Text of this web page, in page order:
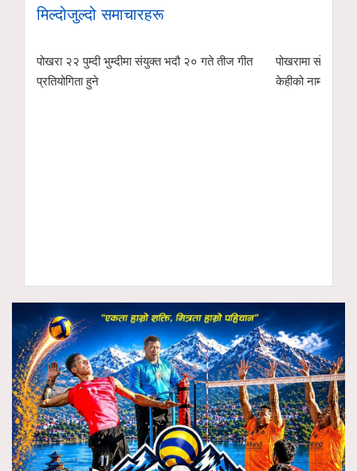
मिल्दोजुल्दो समाचारहरू
पोखरा २२ पुम्दी भुम्दीमा संयुक्त भदौ २० गते तीज गीत
प्रतियोगिता हुने
पोखरामा सोमबार
केहीको नाम सहित